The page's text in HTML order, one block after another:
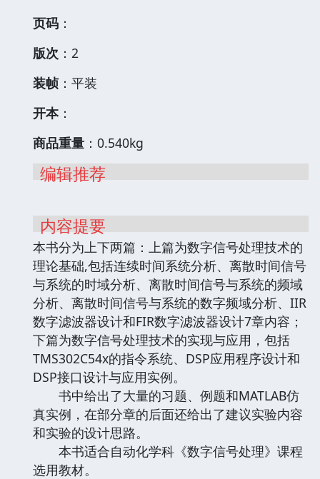
页码 ：
版次 ：2
装帧 ：平装
开本：
商品重量 ：0.540kg
编辑推荐
内容提要
本书分为上下两篇：上篇为数字信号处理技术的
理论基础,包括连续时间系统分析、离散时间信号
与系统的时域分析、离散时间信号与系统的频域
分析、离散时间信号与系统的数字频域分析、IIR
数字滤波器设计和FIR数字滤波器设计7章内容；
下篇为数字信号处理技术的实现与应用，包括
TMS302C54x的指令系统、DSP应用程序设计和
DSP接口设计与应用实例。
书中给出了大量的习题、例题和MATLAB仿
真实例，在部分章的后面还给出了建议实验内容
和实验的设计思路。
本书适合自动化学科《数字信号处理》课程
选用教材。